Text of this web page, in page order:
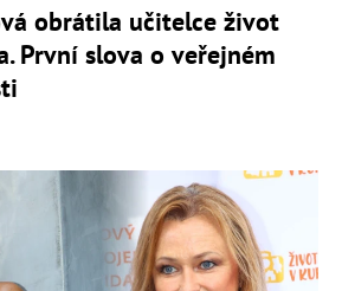
obrátila učitelce život
První slova o veřejném